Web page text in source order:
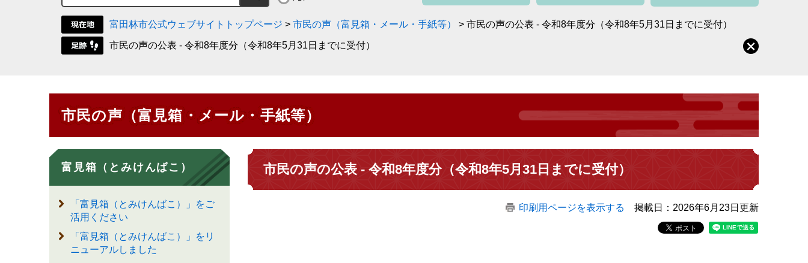
富田林市公式ウェブサイトトップページ > 市民の声（富見箱・メール・手紙等） > 市民の声の公表 - 令和8年度分（令和8年5月31日までに受付）
市民の声の公表 - 令和8年度分（令和8年5月31日までに受付）
市民の声（富見箱・メール・手紙等）
富見箱（とみけんばこ）
「富見箱（とみけんばこ）」をご
活用ください
「富見箱（とみけんばこ）」をリ
ニューアルしました
市民の声の公表 - 令和8年度分（令和8年5月31日までに受付）
印刷用ページを表示する 掲載日：2026年6月23日更新